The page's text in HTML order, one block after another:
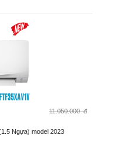
11.050.000 đ
Ngựa) model 2023